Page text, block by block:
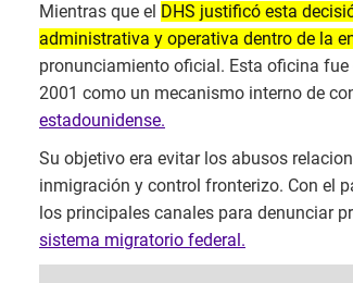
Mientras que el DHS justificó esta
administrativa y operativa dentro de la
pronunciamiento oficial. Esta oficina fue
2001 como un mecanismo interno de
estadounidense.
Su objetivo era evitar los abusos
inmigración y control fronterizo. Con el
los principales canales para denunciar
sistema migratorio federal.